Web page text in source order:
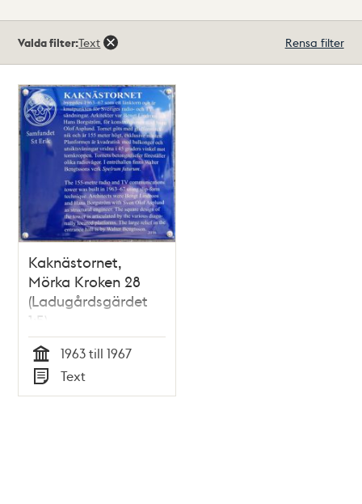
träffar
Valda filter:Text Rensa filter
Kaknästornet,
Mörka Kroken 28
(Ladugårdsgärdet
1:5)
Tid
1963 till 1967
Typ
Text